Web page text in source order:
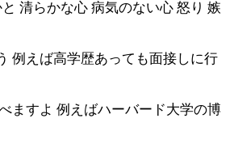
清らかな心 病気のない心 怒り 嫉
例えば高学歴あっても面接しに行
ますよ 例えばハーバード大学の博